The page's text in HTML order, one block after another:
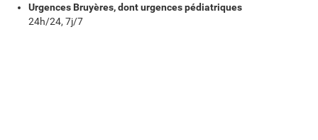
Urgences Bruyères, dont urgences pédiatriques
24h/24, 7j/7